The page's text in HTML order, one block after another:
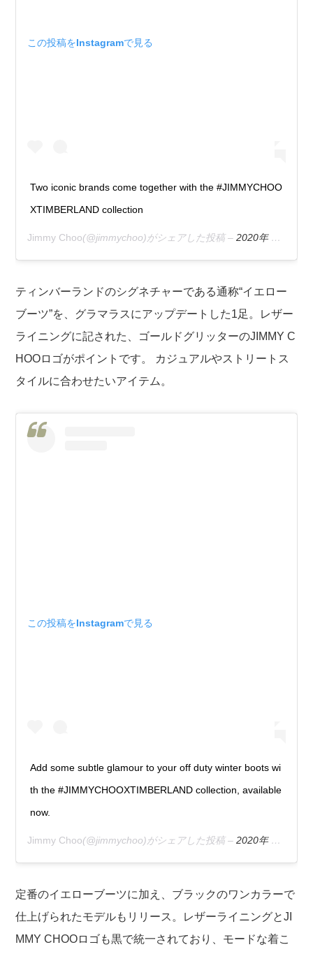
この投稿をInstagramで見る
Two iconic brands come together with the #JIMMYCHOO
XTIMBERLAND collection
Jimmy Choo(@jimmychoo)がシェアした投稿 –2020年 9月月13日午前7時01分PDT
ティンバーランドのシグネチャーである通称“イエロー
ブーツ”を、グラマラスにアップデートした1足。レザー
ライニングに記された、ゴールドグリッターのJIMMY C
HOOロゴがポイントです。 カジュアルやストリートス
タイルに合わせたいアイテム。
この投稿をInstagramで見る
Add some subtle glamour to your off duty winter boots wi
th the #JIMMYCHOOXTIMBERLAND collection, available
now.
Jimmy Choo(@jimmychoo)がシェアした投稿 –2020年 9月月15日午前9時02分PDT
定番のイエローブーツに加え、ブラックのワンカラーで
仕上げられたモデルもリリース。レザーライニングとJI
MMY CHOOロゴも黒で統一されており、モードな着こ